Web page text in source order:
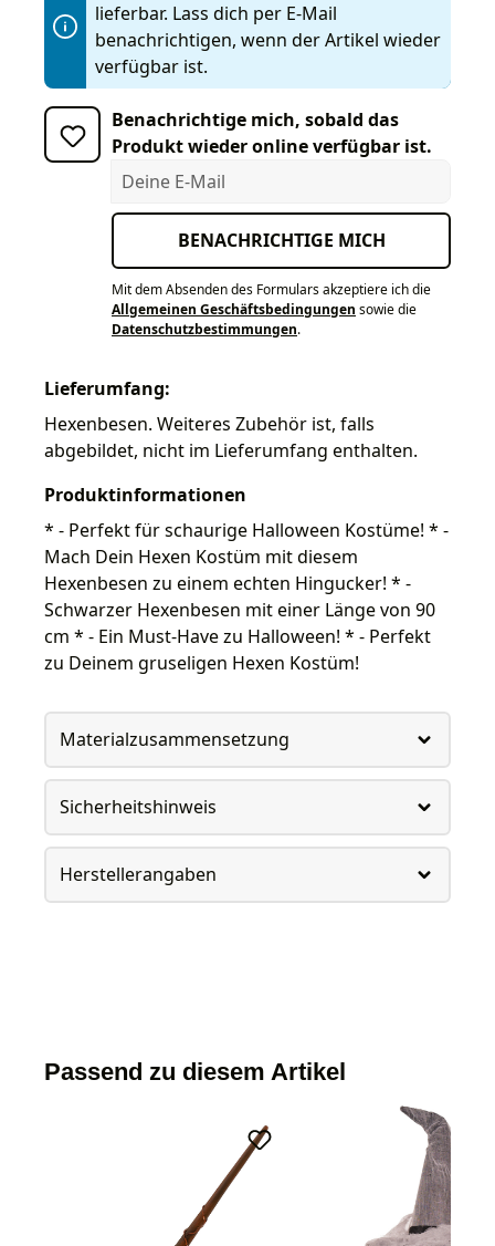
lieferbar. Lass dich per E-Mail
benachrichtigen, wenn der Artikel wieder
verfügbar ist.
Benachrichtige mich, sobald das
Produkt wieder online verfügbar ist.
Deine E-Mail
BENACHRICHTIGE MICH
Mit dem Absenden des Formulars akzeptiere ich die
Allgemeinen Geschäftsbedingungen sowie die
Datenschutzbestimmungen.
Lieferumfang:
Hexenbesen. Weiteres Zubehör ist, falls
abgebildet, nicht im Lieferumfang enthalten.
Produktinformationen
* - Perfekt für schaurige Halloween Kostüme! * -
Mach Dein Hexen Kostüm mit diesem
Hexenbesen zu einem echten Hingucker! * -
Schwarzer Hexenbesen mit einer Länge von 90
cm * - Ein Must-Have zu Halloween! * - Perfekt
zu Deinem gruseligen Hexen Kostüm!
Materialzusammensetzung
Sicherheitshinweis
Herstellerangaben
Passend zu diesem Artikel